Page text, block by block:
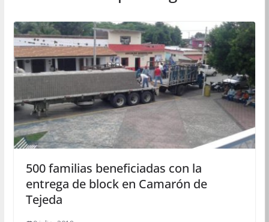
500 familias beneficiadas con la
entrega de block en Camarón de
Tejeda